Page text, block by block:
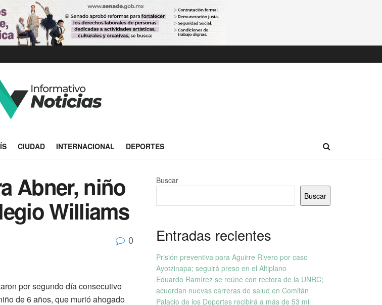
CIUDAD INTERNACIONAL DEPORTES
Abner, niño
Williams
0
por segundo día consecutivo
de 6 años, que murió ahogado
Buscar
Buscar
Entradas recientes
Prisión preventiva para Aguirre Rivero por caso
Ayotzinapa; seguirá preso en el Altiplano
Eduardo Ramírez se reúne con rectora de la UNRC;
acuerdan nuevas carreras de salud en Comitán
Palacio de los Deportes recibirá a más de 53 mil